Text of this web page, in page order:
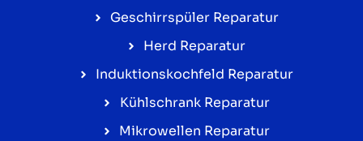
Geschirrspüler Reparatur
Herd Reparatur
Induktionskochfeld Reparatur
Kühlschrank Reparatur
Mikrowellen Reparatur